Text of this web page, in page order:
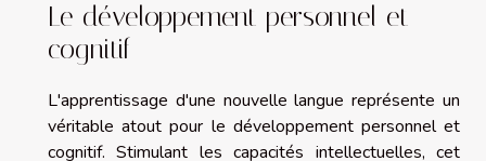
Le développement personnel et
cognitif
L'apprentissage d'une nouvelle langue représente un
véritable atout pour le développement personnel et
cognitif. Stimulant les capacités intellectuelles, cet